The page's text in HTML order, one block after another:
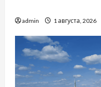
admin 1 августа, 2026